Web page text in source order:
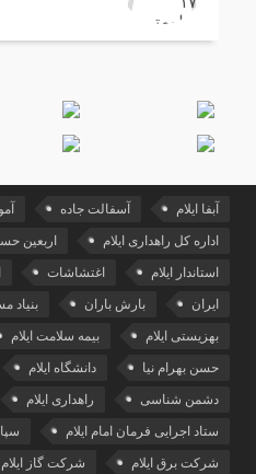
آبفا ایلام آسفالت جاده
اداره کل راهداری ایلام اربعین
استاندار ایلام اغتشاشات
ایران بارش باران بنیاد
بهزیستی ایلام بیمه سلامت ایلام
حسن بهرام نیا دانشگاه ایلام
دشمن شناسی راهداری ایلام
ستاد اجرایی فرمان امام ایلام
شرکت برق ایلام شرکت گاز ایلام